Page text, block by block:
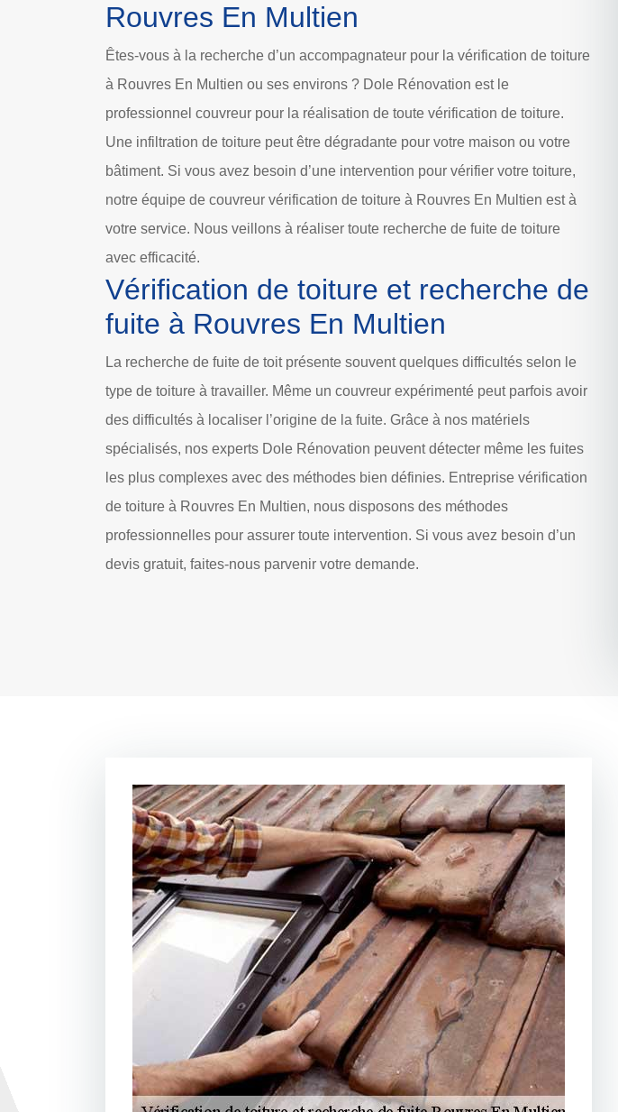
Rouvres En Multien
Êtes-vous à la recherche d’un accompagnateur pour la vérification de toiture
à Rouvres En Multien ou ses environs ? Dole Rénovation est le
professionnel couvreur pour la réalisation de toute vérification de toiture.
Une infiltration de toiture peut être dégradante pour votre maison ou votre
bâtiment. Si vous avez besoin d’une intervention pour vérifier votre toiture,
notre équipe de couvreur vérification de toiture à Rouvres En Multien est à
votre service. Nous veillons à réaliser toute recherche de fuite de toiture
avec efficacité.
Vérification de toiture et recherche de
fuite à Rouvres En Multien
La recherche de fuite de toit présente souvent quelques difficultés selon le
type de toiture à travailler. Même un couvreur expérimenté peut parfois avoir
des difficultés à localiser l’origine de la fuite. Grâce à nos matériels
spécialisés, nos experts Dole Rénovation peuvent détecter même les fuites
les plus complexes avec des méthodes bien définies. Entreprise vérification
de toiture à Rouvres En Multien, nous disposons des méthodes
professionnelles pour assurer toute intervention. Si vous avez besoin d’un
devis gratuit, faites-nous parvenir votre demande.